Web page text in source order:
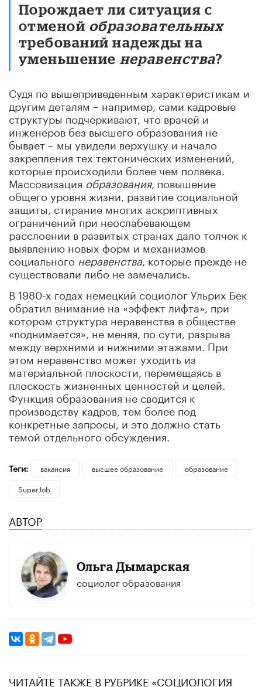
Порождает ли ситуация с
отменой образовательных
требований надежды на
уменьшение неравенства?
Судя по вышеприведенным характеристикам и
другим деталям – например, сами кадровые
структуры подчеркивают, что врачей и
инженеров без высшего образования не
бывает – мы увидели верхушку и начало
закрепления тех тектонических изменений,
которые происходили более чем полвека.
Массовизация образования, повышение
общего уровня жизни, развитие социальной
защиты, стирание многих аскриптивных
ограничений при неослабевающем
расслоении в развитых странах дало толчок к
выявлению новых форм и механизмов
социального неравенства , которые прежде не
существовали либо не замечались.
В 1980-х годах немецкий социолог Ульрих Бек
обратил внимание на «эффект лифта», при
котором структура неравенства в обществе
«поднимается», не меняя, по сути, разрыва
между верхними и нижними этажами. При
этом неравенство может уходить из
материальной плоскости, перемещаясь в
плоскость жизненных ценностей и целей.
Функция образования не сводится к
производству кадров, тем более под
конкретные запросы, и это должно стать
темой отдельного обсуждения.
Теги: вакансия высшее образование
образование
SuperJob
АВТОР
Ольга Дымарская
социолог образования
ЧИТАЙТЕ ТАКЖЕ В РУБРИКЕ «CОЦИОЛОГИЯ